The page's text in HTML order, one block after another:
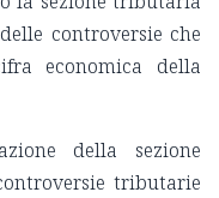
controversie che
economica della
della sezione
tributarie